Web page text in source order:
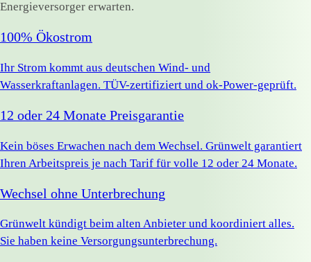
Energieversorger erwarten.
100% Ökostrom
Ihr Strom kommt aus deutschen Wind- und
Wasserkraftanlagen. TÜV-zertifiziert und ok-Power-geprüft.
12 oder 24 Monate Preisgarantie
Kein böses Erwachen nach dem Wechsel. Grünwelt garantiert
Ihren Arbeitspreis je nach Tarif für volle 12 oder 24 Monate.
Wechsel ohne Unterbrechung
Grünwelt kündigt beim alten Anbieter und koordiniert alles.
Sie haben keine Versorgungsunterbrechung.